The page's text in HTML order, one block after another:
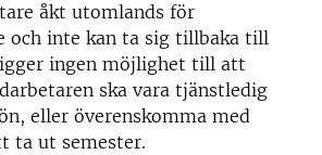
åkt utomlands för
och inte kan ta sig tillbaka till
ingen möjlighet till att
ska vara tjänstledig
eller överenskomma med
ta ut semester.